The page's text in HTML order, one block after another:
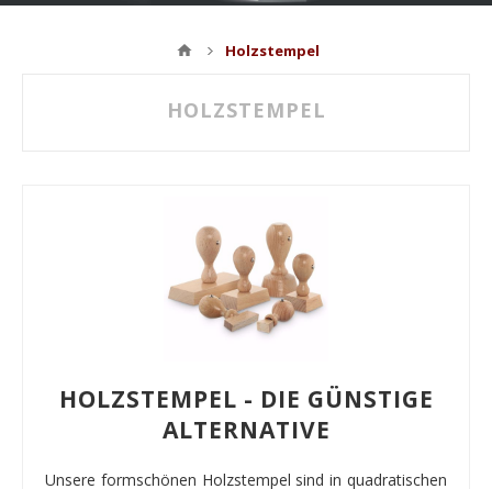
Holzstempel
HOLZSTEMPEL
HOLZSTEMPEL - DIE GÜNSTIGE
ALTERNATIVE
Unsere formschönen Holzstempel sind in quadratischen